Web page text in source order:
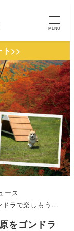
MENU
>>
ース
ラ」開始！（2021年11月7日まで）
をゴンドラ